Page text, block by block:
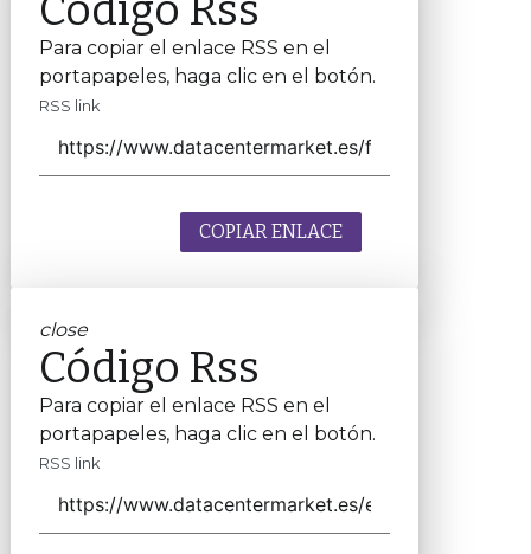
Código Rss
Para copiar el enlace RSS en el
portapapeles, haga clic en el botón.
RSS link
COPIAR ENLACE
close
Código Rss
Para copiar el enlace RSS en el
portapapeles, haga clic en el botón.
RSS link